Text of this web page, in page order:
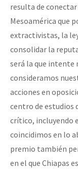
resulta de
Mesoamérica que
extractivistas, la
consolidar la
será la que intente
consideramos
acciones en
centro de estudios
crítico, incluyendo
coincidimos en lo
premio también
en el que Chiapas